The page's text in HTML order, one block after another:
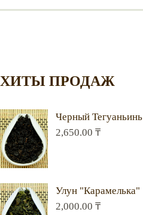
ХИТЫ ПРОДАЖ
Черный Тегуаньинь
2,650.00 ₸
Улун "Карамелька"
2,000.00 ₸